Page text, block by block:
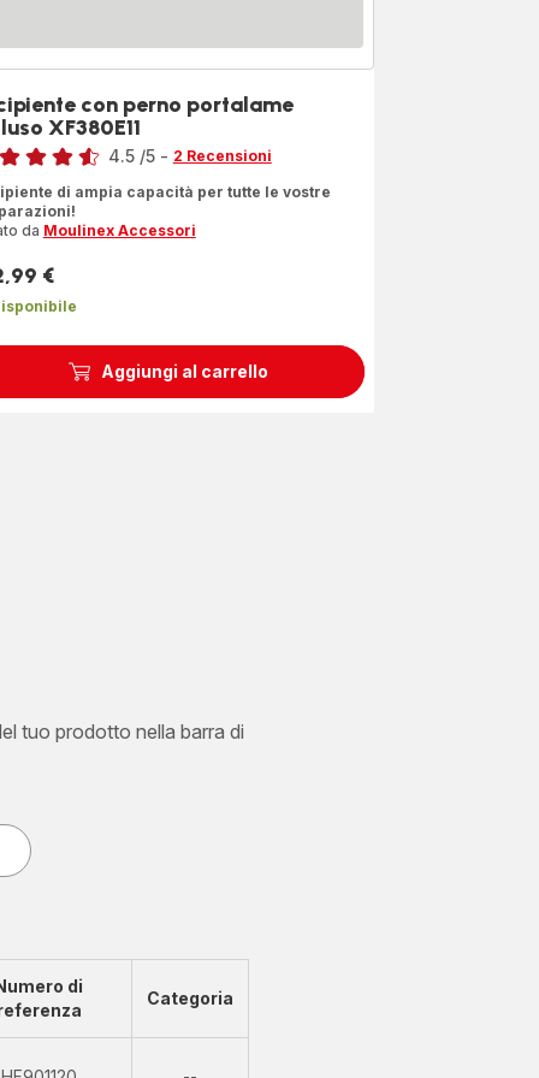
Aggiungi al carrello
con perno portalame
XF380E11
4.5 /5 - 2 Recensioni
di ampia capacità per tutte le vostre
da Moulinex Accessori
€
tuo prodotto nella barra di
di
Categoria